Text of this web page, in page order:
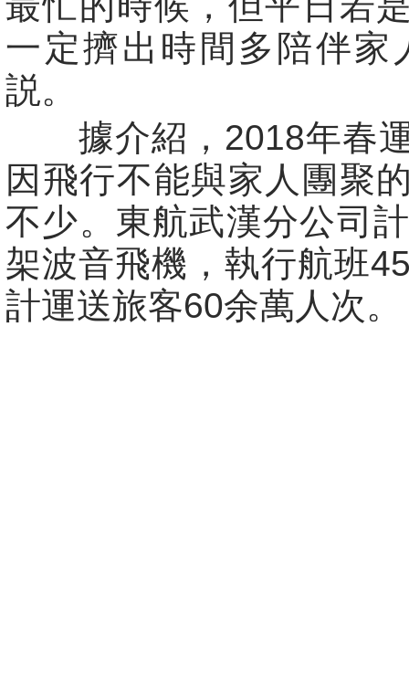
一定擠出時間多陪伴家
説。
據介紹，2018年春
因飛行不能與家人團聚
不少。東航武漢分公司
架波音飛機，執行航班
計運送旅客60余萬人次。